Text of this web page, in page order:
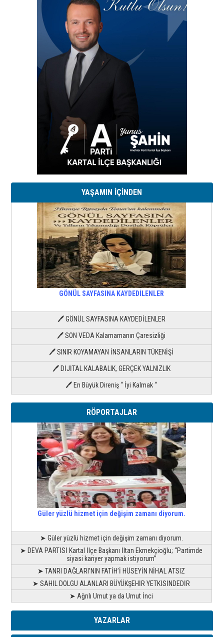
YAŞAMIN İÇİNDEN
GÖNÜL SAYFASINA KAYDEDİLENLER
🖊 GÖNÜL SAYFASINA KAYDEDİLENLER
🖊 SON VEDA Kalamamanın Çaresizliği
🖊 SINIR KOYAMAYAN İNSANLARIN TÜKENİŞİ
🖊 DİJİTAL KALABALIK, GERÇEK YALNIZLIK
🖊 En Büyük Direniş “ İyi Kalmak “
RÖPORTAJLAR
Güler yüzlü hizmet için değişim zamanı diyorum.
➤ Güler yüzlü hizmet için değişim zamanı diyorum.
➤ DEVA PARTİSİ Kartal İlçe Başkanı İltan Ekmekçioğlu; “Partimde
siyasi kariyer yapmak istiyorum”
➤ TANRI DAĞLARI’NIN FATİH’İ HÜSEYİN NİHAL ATSIZ
➤ SAHİL DOLGU ALANLARI BÜYÜKŞEHİR YETKİSİNDEDİR
➤ Ağrılı Umut ya da Umut İnci
YAZARLAR